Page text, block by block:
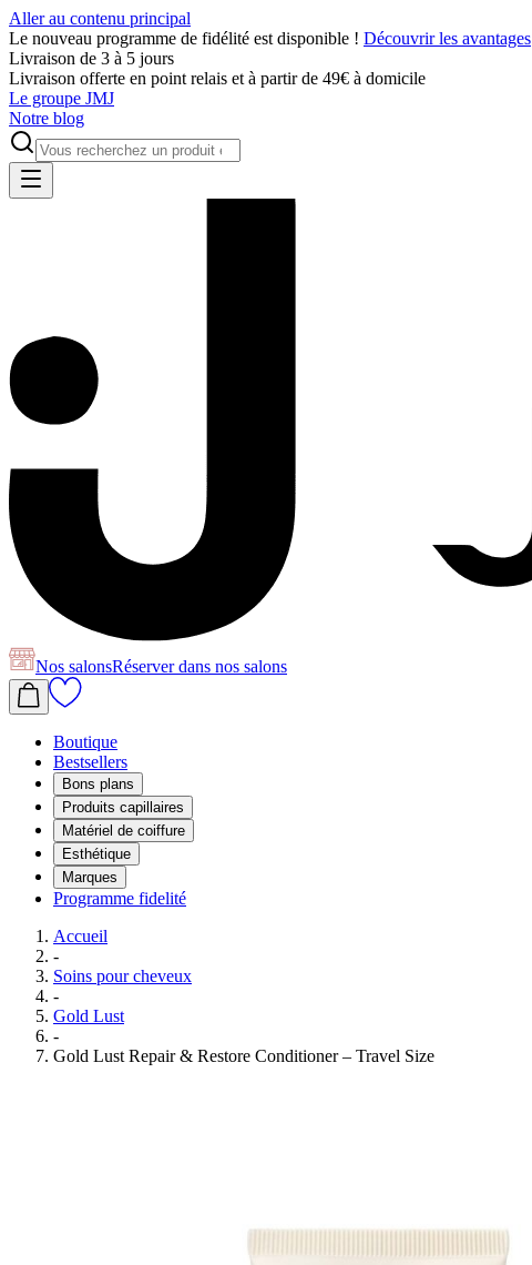
Aller au contenu principal
Le nouveau programme de fidélité est disponible ! Découvrir les avantages
Livraison de 3 à 5 jours
Livraison offerte en point relais et à partir de 49€ à domicile
Le groupe JMJ
Notre blog
Nos salonsRéserverdans nos salons
Boutique
Bestsellers
Bons plans
Produits capillaires
Matériel de coiffure
Esthétique
Marques
Programme fidelité
Accueil
-
Soins pour cheveux
-
Gold Lust
-
Gold Lust Repair & Restore Conditioner – Travel Size